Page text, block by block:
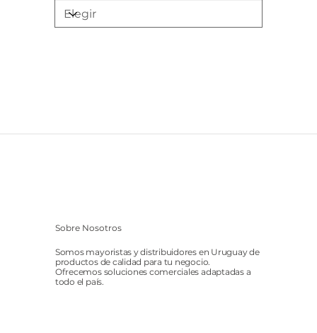
Sobre Nosotros
Somos mayoristas y distribuidores en Uruguay de
productos de calidad para tu negocio.
Ofrecemos soluciones comerciales adaptadas a
todo el país.